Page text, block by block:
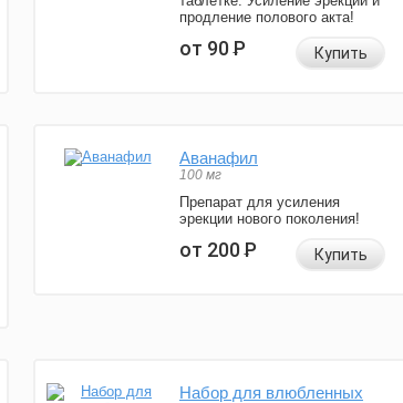
продление полового акта!
от 90Р Купить
Аванафил
100 мг
Препарат для усиления
эрекции нового поколения!
от 200Р Купить
Набор для влюбленных